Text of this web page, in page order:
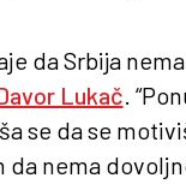
da Srbija
Lukač.
se da se
nema